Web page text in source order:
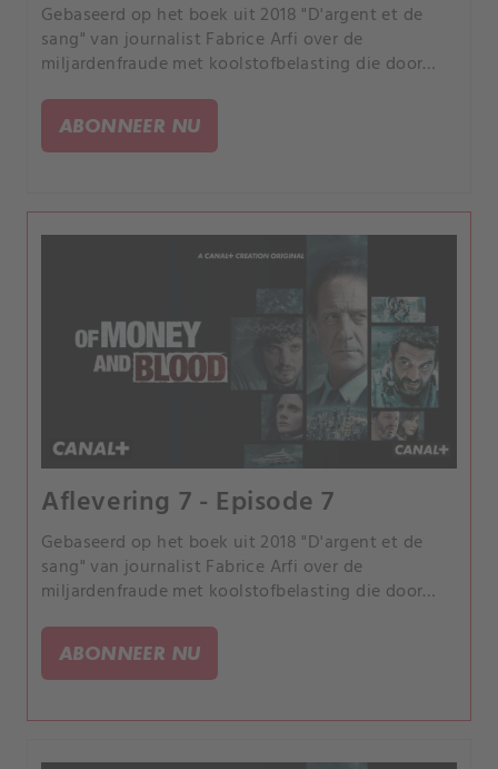
Gebaseerd op het boek uit 2018 "D'argent et de
sang" van journalist Fabrice Arfi over de
miljardenfraude met koolstofbelasting die door
genoemd.
ABONNEER NU
Aflevering 7 - Episode 7
Gebaseerd op het boek uit 2018 "D'argent et de
sang" van journalist Fabrice Arfi over de
miljardenfraude met koolstofbelasting die door
genoemd.
ABONNEER NU